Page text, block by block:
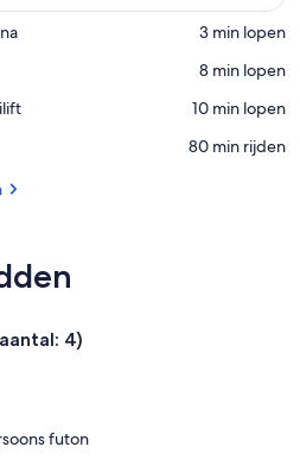
‪3 min lopen‬
‪8 min lopen‬
‪10 min lopen‬
‪80 min rijden‬
4)
futon